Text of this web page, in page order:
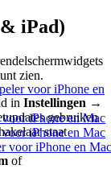
voor iPhone en
iPhone en Mac
iPhone en Mac
voor iPhone en Mac
iPad)
zien.
in Instellingen →
gebruiken
staat
of